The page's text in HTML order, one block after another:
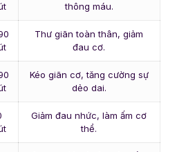
thông máu.
Thư giãn toàn thân, giảm
đau cơ.
Kéo giãn cơ, tăng cường sự
dẻo dai.
Giảm đau nhức, làm ấm cơ
thể.